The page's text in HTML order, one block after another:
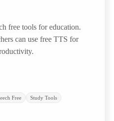
free tools for education.
can use free TTS for
Free
Study Tools